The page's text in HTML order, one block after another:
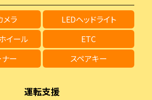
ラ
LEDヘッドライト
イール
ETC
ー
スペアキー
運転支援